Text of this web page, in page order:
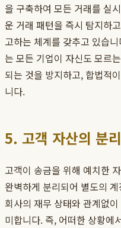
을 구축하여 모든 거래를 실
운 거래 패턴을 즉시 탐지하
고하는 체계를 갖추고 있습
는 모든 기업이 자신도 모르
되는 것을 방지하고, 합법적
니다.
5. 고객 자산의 분
고객이 송금을 위해 예치한
완벽하게 분리되어 별도의
회사의 재무 상태와 관계없
미합니다. 즉, 어떠한 상황에